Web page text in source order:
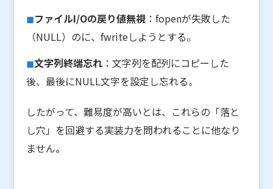
ファイルI/Oの戻り値無視：fopenが失敗した
（NULL）のに、fwriteしようとする。
文字列終端忘れ：文字列を配列にコピーした
後、最後にNULL文字を設定し忘れる。
したがって、難易度が高いとは、これらの「落と
し穴」を回避する実装力を問われることに他なり
ません。